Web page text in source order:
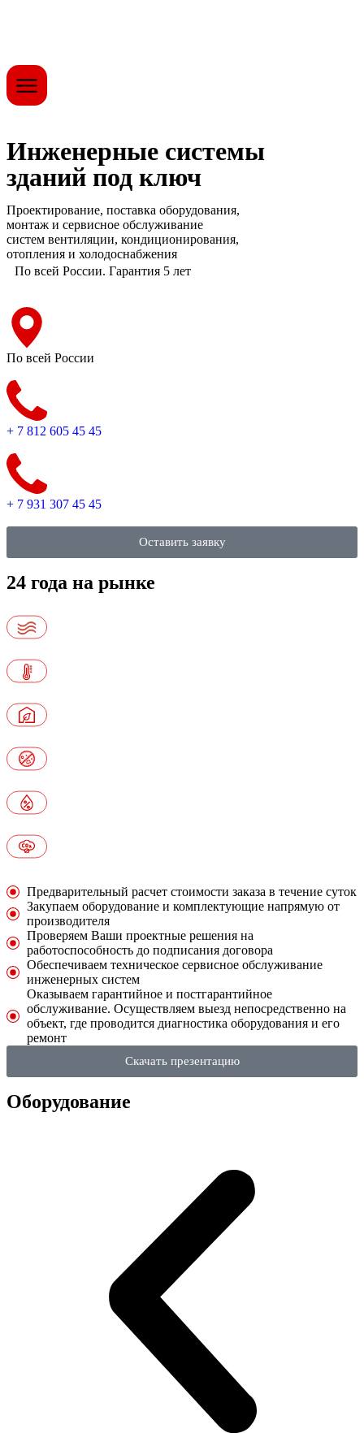
Инженерные системы
зданий под ключ
Проектирование, поставка оборудования,
монтаж и сервисное обслуживание
систем вентиляции, кондиционирования,
отопления и холодоснабжения
По всей России. Гарантия 5 лет
По всей России
+ 7 812 605 45 45
+ 7 931 307 45 45
Оставить заявку
24 года на рынке
Предварительный расчет стоимости заказа в течение суток
Закупаем оборудование и комплектующие напрямую от
производителя
Проверяем Ваши проектные решения на
работоспособность до подписания договора
Обеспечиваем техническое сервисное обслуживание
инженерных систем
Оказываем гарантийное и постгарантийное
обслуживание. Осуществляем выезд непосредственно на
объект, где проводится диагностика оборудования и его
ремонт
Скачать презентацию
Оборудование